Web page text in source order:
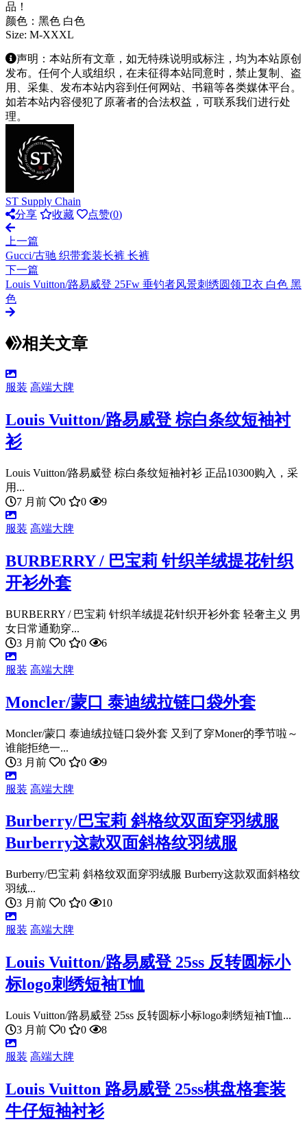
品！
颜色：黑色 白色
Size: M-XXXL
声明：本站所有文章，如无特殊说明或标注，均为本站原创
发布。任何个人或组织，在未征得本站同意时，禁止复制、盗
用、采集、发布本站内容到任何网站、书籍等各类媒体平台。
如若本站内容侵犯了原著者的合法权益，可联系我们进行处
理。
ST Supply Chain
分享
收藏 点赞(0)
上一篇
Gucci/古驰 织带套装长裤 长裤
下一篇
Louis Vuitton/路易威登 25Fw 垂钓者风景刺绣圆领卫衣 白色 黑
色
相关文章
服装 高端大牌
Louis Vuitton/路易威登 棕白条纹短袖衬
衫
Louis Vuitton/路易威登 棕白条纹短袖衬衫 正品10300购入，采
用...
7 月前
0 0 9
服装 高端大牌
BURBERRY / 巴宝莉 针织羊绒提花针织
开衫外套
BURBERRY / 巴宝莉 针织羊绒提花针织开衫外套 轻奢主义 男
女日常通勤穿...
3 月前
0 0 6
服装 高端大牌
Moncler/蒙口 泰迪绒拉链口袋外套
Moncler/蒙口 泰迪绒拉链口袋外套 又到了穿Moner的季节啦～
谁能拒绝一...
3 月前
0 0 9
服装 高端大牌
Burberry/巴宝莉 斜格纹双面穿羽绒服
Burberry这款双面斜格纹羽绒服
Burberry/巴宝莉 斜格纹双面穿羽绒服 Burberry这款双面斜格纹
羽绒...
3 月前
0 0 10
服装 高端大牌
Louis Vuitton/路易威登 25ss 反转圆标小
标logo刺绣短袖T恤
Louis Vuitton/路易威登 25ss 反转圆标小标logo刺绣短袖T恤...
3 月前
0 0 8
服装 高端大牌
Louis Vuitton 路易威登 25ss棋盘格套装
牛仔短袖衬衫